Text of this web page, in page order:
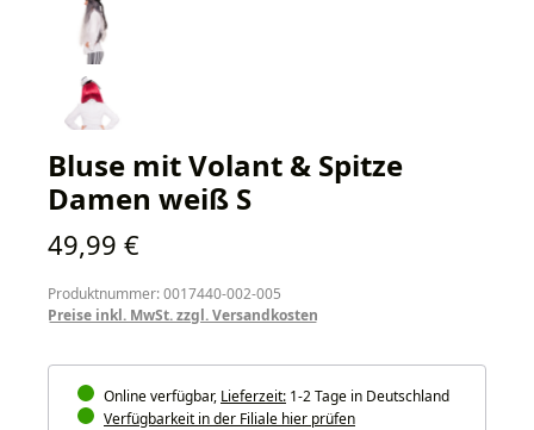
Bluse mit Volant & Spitze
Damen weiß S
Regulärer Preis:
49,99 €
Produktnummer: 0017440-002-005
Preise inkl. MwSt. zzgl. Versandkosten
Online verfügbar, Lieferzeit: 1-2 Tage in Deutschland
Verfügbarkeit in der Filiale hier prüfen